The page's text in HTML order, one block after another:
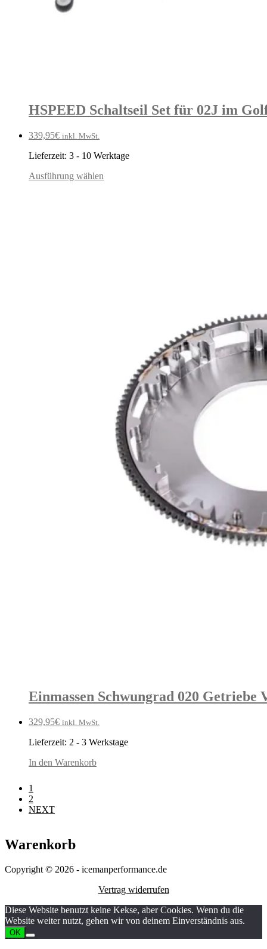
HSPEED Schaltseil Set für 02J im
339,95€ inkl. MwSt.
Lieferzeit: 3 - 10 Werktage
Ausführung wählen
Einmassen Schwungrad 020 Getriebe
329,95€ inkl. MwSt.
Lieferzeit: 2 - 3 Werkstage
In den Warenkorb
1
2
NEXT
Warenkorb
Copyright © 2026 - icemanperformance.de
Vertrag widerrufen
Diese Website benutzt keine Kekse, aber Cookies. Wenn du die
Website weiter nutzt, gehen wir von deinem Einverständnis aus.
OK